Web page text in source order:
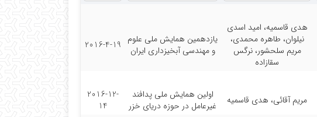
هدی قاسمیه، امید اسدی
نیلوان، طاهره محمدی،
مریم سلحشور، نرگس
سقازاده
یازدهمین همایش ملی علوم
و مهندسی آبخیزداری ایران
2016-4-19
مریم آقائی، هدی قاسمیه
اولین همایش ملی پدافند
غیرعامل در حوزه دریای خزر
2016-12-
14